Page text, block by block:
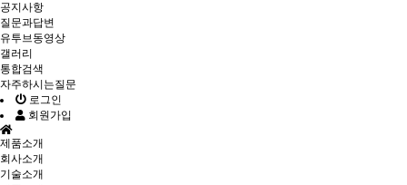
공지사항
질문과답변
유투브동영상
갤러리
통합검색
자주하시는질문
로그인
회원가입
제품소개
회사소개
기술소개